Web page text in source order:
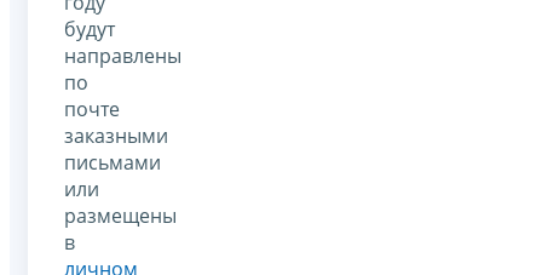
будут
направлены
по
почте
заказными
письмами
или
размещены
в
личном